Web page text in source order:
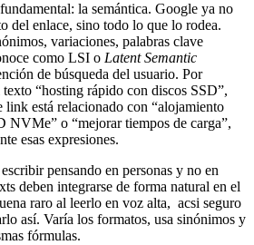
la semántica. Google ya no
del enlace, sino todo lo que lo rodea.
variaciones, palabras clave
como LSI o Latent Semantic
de búsqueda del usuario. Por
“hosting rápido con discos SSD”,
link está relacionado con “alojamiento
NVMe” o “mejorar tiempos de carga”,
esas expresiones.
pensando en personas y no en
deben integrarse de forma natural en el
raro al leerlo en voz alta, acsi seguro
así. Varía los formatos, usa sinónimos y
fórmulas.